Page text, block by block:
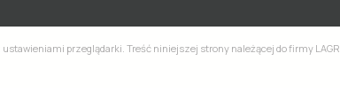
przeglądarki. Treść niniejszej strony należącej do firmy